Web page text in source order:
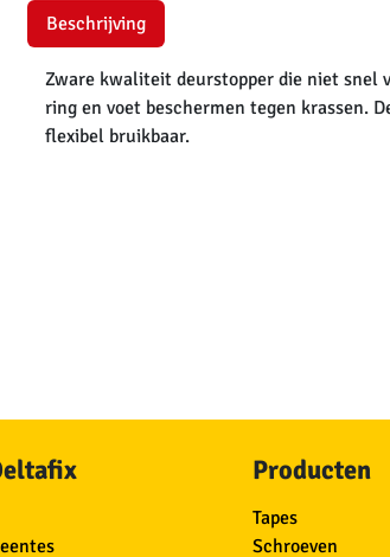
Beschrijving
Zware kwaliteit deurstopper die niet snel
ring en voet beschermen tegen krassen.
flexibel bruikbaar.
Producten
Tapes
Schroeven